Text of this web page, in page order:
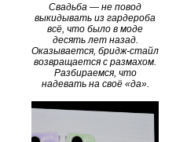
Свадьба — не повод
выкидывать из гардероба
всё, что было в моде
десять лет назад.
Оказывается, бридж-стайл
возвращается с размахом.
Разбираемся, что
надевать на своё «да».